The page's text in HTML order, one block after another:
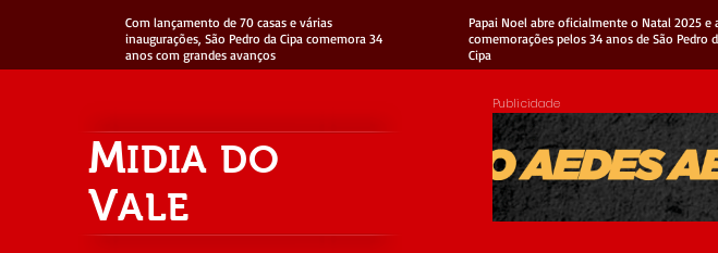
Com lançamento de 70 casas e várias
inaugurações, São Pedro da Cipa comemora 34
anos com grandes avanços
Papai Noel abre oficialmente o Natal 2025 e
comemorações pelos 34 anos de São Pedro
Cipa
MIDIA DO
VALE
Publicidade